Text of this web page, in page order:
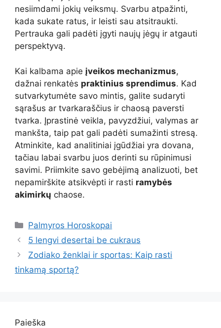
nesiimdami jokių veiksmų. Svarbu atpažinti,
kada sukate ratus, ir leisti sau atsitraukti.
Pertrauka gali padėti įgyti naujų jėgų ir atgauti
perspektyvą.
Kai kalbama apie įveikos mechanizmus,
dažnai renkatės praktinius sprendimus. Kad
sutvarkytumėte savo mintis, galite sudaryti
sąrašus ar tvarkaraščius ir chaosą paversti
tvarka. Įprastinė veikla, pavyzdžiui, valymas ar
mankšta, taip pat gali padėti sumažinti stresą.
Atminkite, kad analitiniai įgūdžiai yra dovana,
tačiau labai svarbu juos derinti su rūpinimusi
savimi. Priimkite savo gebėjimą analizuoti, bet
nepamirškite atsikvėpti ir rasti ramybės
akimirkų chaose.
Kategorijos
Palmyros Horoskopai
5 lengvi desertai be cukraus
Zodiako ženklai ir sportas: Kaip rasti
tinkamą sportą?
Paieška